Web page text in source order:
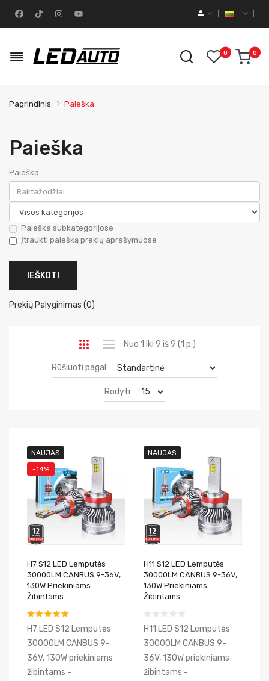
0 0
Pagrindinis Paieška
Paieška
Paieška:
Paieška subkategorijose
Įtraukti paiešką prekių aprašymuose
Prekių Palyginimas (0)
Nuo 1 iki 9 iš 9 (1 p.)
Rūšiuoti pagal:
Rodyti:
NAUJAS
-14%
H7 S12 LED Lemputės
30000LM CANBUS 9-36V,
130W Priekiniams
Žibintams
H7 LED S12 Lemputės
30000LM CANBUS 9-
36V, 130W priekiniams
žibintams -
NAUJAS
H11 S12 LED Lemputės
30000LM CANBUS 9-36V,
130W Priekiniams
Žibintams
H11 LED S12 Lemputės
30000LM CANBUS 9-
36V, 130W priekiniams
žibintams -